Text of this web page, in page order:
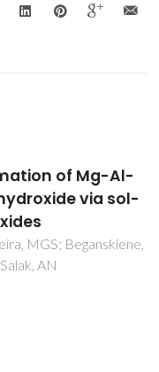
of Mg-Al-
via sol-
MGS; Beganskiene,
AN